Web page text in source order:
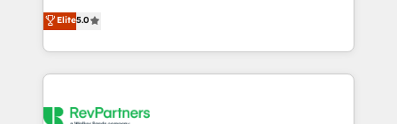
G2 & Clutch ★ 150+ in-house HubSpot-certified
experts ★ 1,500+ implementations across 25+
countries ★ AI-first, RevOps-led, onboarding-
obsessed INSIDEA helps growing companies turn
team, migrate your data, and build AI-powered
Elite5.0